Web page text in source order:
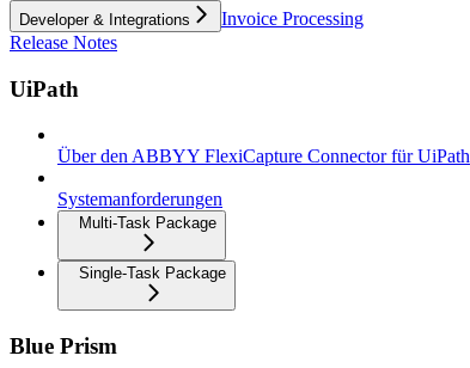
Developer & Integrations
Invoice Processing
Release Notes
UiPath
Über den ABBYY FlexiCapture Connector für UiPath
Systemanforderungen
Multi-Task Package
Single-Task Package
Blue Prism